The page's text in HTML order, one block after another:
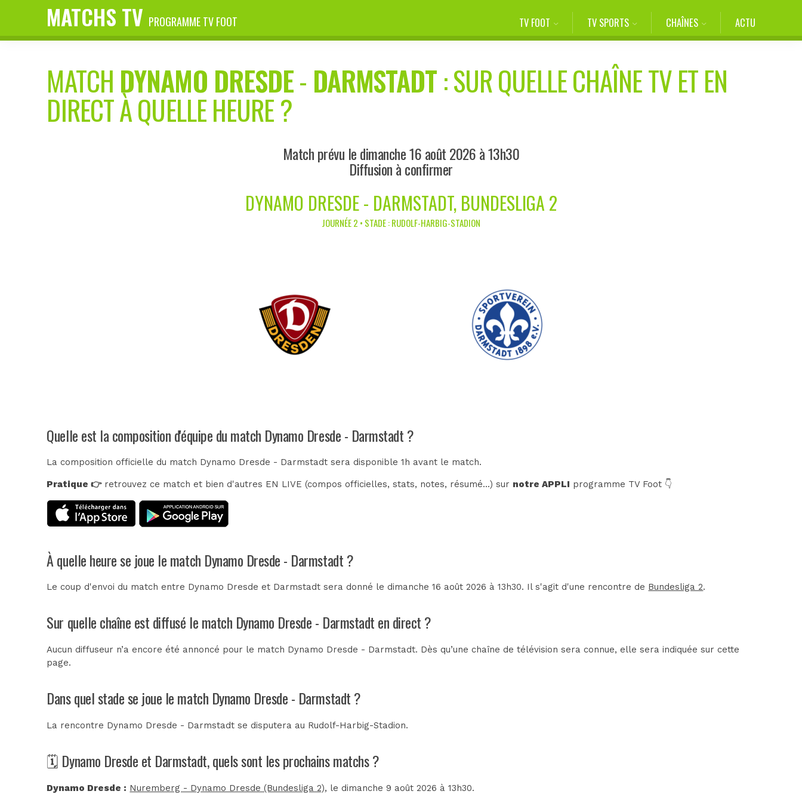
MATCHS TV PROGRAMME TV FOOT TV FOOT TV SPORTS CHAÎNES ACTU
MATCH DYNAMO DRESDE- DARMSTADT: SUR QUELLE CHAÎNE TV ET EN
DIRECT À QUELLE HEURE ?
Match prévu le dimanche 16 août 2026 à 13h30
Diffusion à confirmer
DYNAMO DRESDE - DARMSTADT, BUNDESLIGA 2
JOURNÉE 2 • STADE : RUDOLF-HARBIG-STADION
Quelle est la composition d'équipe du match Dynamo Dresde - Darmstadt ?
La composition officielle du match Dynamo Dresde - Darmstadt sera disponible 1h avant le match.
Pratique 👉retrouvez ce match et bien d'autres EN LIVE (compos officielles, stats, notes, résumé...) sur notre APPLI programme TV Foot 👇
À quelle heure se joue le match Dynamo Dresde - Darmstadt ?
Le coup d'envoi du match entre Dynamo Dresde et Darmstadt sera donné le dimanche 16 août 2026 à 13h30. Il s'agit d'une rencontre de Bundesliga 2.
Sur quelle chaîne est diffusé le match Dynamo Dresde - Darmstadt en direct ?
Aucun diffuseur n’a encore été annoncé pour le match Dynamo Dresde - Darmstadt. Dès qu’une chaîne de télévision sera connue, elle sera indiquée sur cette
page.
Dans quel stade se joue le match Dynamo Dresde - Darmstadt ?
La rencontre Dynamo Dresde - Darmstadt se disputera au Rudolf-Harbig-Stadion.
🗓️ Dynamo Dresde et Darmstadt, quels sont les prochains matchs ?
Dynamo Dresde : Nuremberg - Dynamo Dresde (Bundesliga 2), le dimanche 9 août 2026 à 13h30.